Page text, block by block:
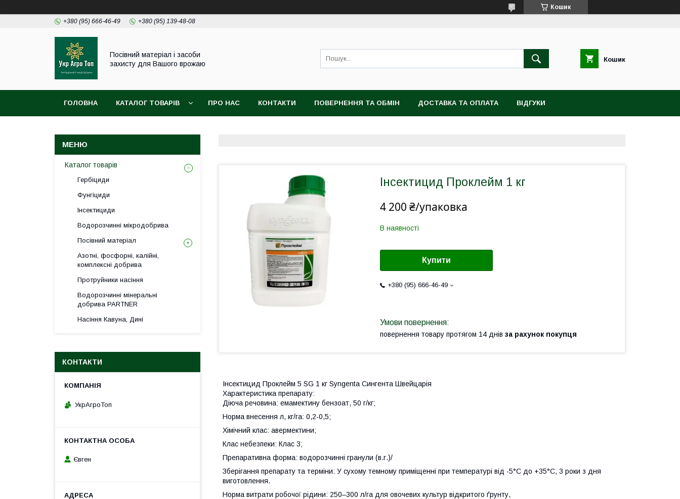
Кошик
+380 (95) 666-46-49 +380 (95) 139-48-08
Посівний матеріал і засоби
захисту для Вашого врожаю
Кошик
ГОЛОВНА КАТАЛОГ ТОВАРІВ ПРО НАС КОНТАКТИ ПОВЕРНЕННЯ ТА ОБМІН ДОСТАВКА ТА ОПЛАТА ВІДГУКИ
Інсектицид Проклейм 1 кг
4 200 ₴/упаковка
В наявності
Купити
+380 (95) 666-46-49
повернення товару протягом 14 днів за рахунок покупця
Інсектицид Проклейм 5 SG 1 кг Syngenta Сингента Швейцарія
Характеристика препарату:
Діюча речовина: емамектину бензоат, 50 г/кг;
Норма внесення л, кг/га: 0,2-0,5;
Хімічний клас: авермектини;
Клас небезпеки: Клас 3;
Препаративна форма: водорозчинні гранули (в.г.)/
Зберігання препарату та терміни: У сухому темному приміщенні при температурі від -5°С до +35°С, 3 роки з дня
виготовлення.
Норма витрати робочої рідини: 250–300 л/га для овочевих культур відкритого ґрунту,
Каталог товарів
Гербіциди
Фунгіциди
Інсектициди
Водорозчинні мікродобрива
Посівний матеріал
Азотні, фосфорні, калійні,
комплексні добрива
Протруйники насіння
Водорозчинні мінеральні
добрива PARTNER
Насіння Кавуна, Дині
КОНТАКТИ
УкрАгроТоп
Євген